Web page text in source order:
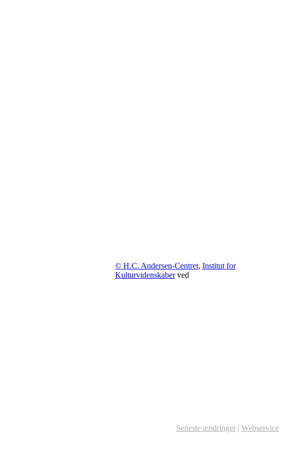
© H.C. Andersen-Centret, Institut for
Kulturvidenskaberved
Seneste ændringer | Webservice